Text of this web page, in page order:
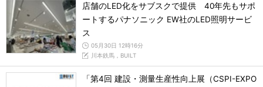
店舗のLED化をサブスクで提供 40年先もサポ
ートするパナソニック EW社のLED照明サービ
ス
05月30日 12時16分
川本鉄馬，BUILT
「第4回 建設・測量生産性向上展（CSPI-EXPO